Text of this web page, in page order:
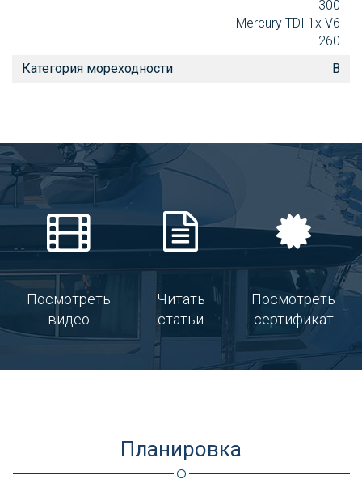
300
Mercury TDI 1х V6
260
Категория мореходности
B
Посмотреть
видео
Читать
статьи
Посмотреть
сертификат
Планировка